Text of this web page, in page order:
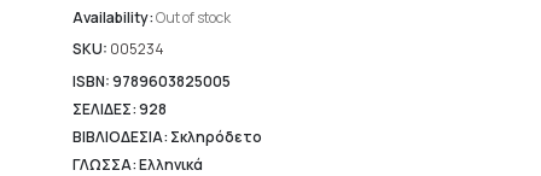
39,33 €.
Availability:Out of stock
SKU: 005234
ISBN: 9789603825005
ΣΕΛΙΔΕΣ: 928
ΒΙΒΛΙΟΔΕΣΙΑ: Σκληρόδετο
ΓΛΩΣΣΑ: Ελληνικά